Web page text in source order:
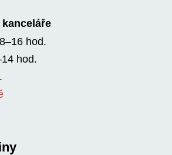
hod.
hod.